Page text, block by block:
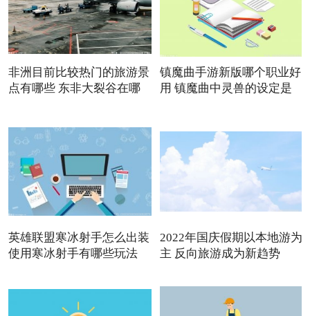
非洲目前比较热门的旅游景
点有哪些 东非大裂谷在哪
镇魔曲手游新版哪个职业好
用 镇魔曲中灵兽的设定是
英雄联盟寒冰射手怎么出装
使用寒冰射手有哪些玩法
2022年国庆假期以本地游为
主 反向旅游成为新趋势